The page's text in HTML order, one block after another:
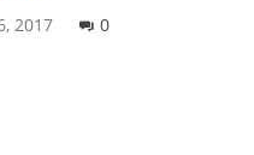
2017 0